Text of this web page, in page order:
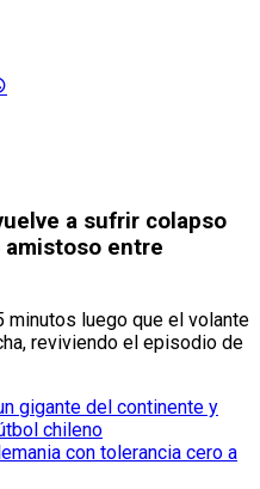
a sufrir colapso
entre
minutos luego que el volante
reviviendo el episodio de
gigante del continente y
chileno
con tolerancia cero a